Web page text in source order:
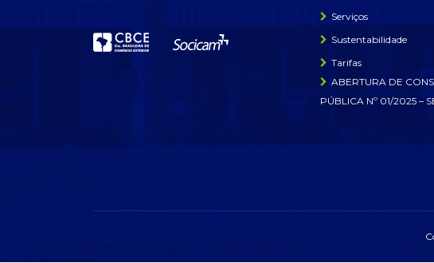
Serviços
Sustentabilidade
Tarifas
ABERTURA DE
PÚBLICA Nº 01/2025 –